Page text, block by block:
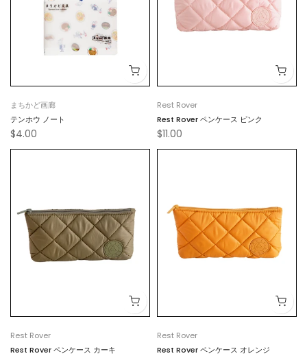
まちかど画廊
テンホウ ノート
$4.00
Rest Rover
Rest Rover ペンケース ピンク
$11.00
Rest Rover
Rest Rover ペンケース カーキ
Rest Rover
Rest Rover ペンケース オレンジ